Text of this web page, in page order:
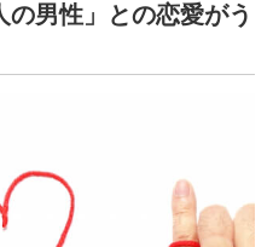
の男性」との恋愛がう